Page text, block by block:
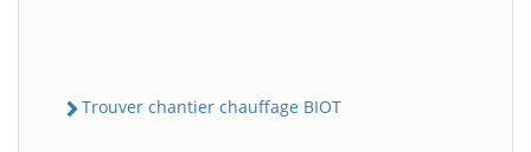
Trouver chantier chauffage BIOT